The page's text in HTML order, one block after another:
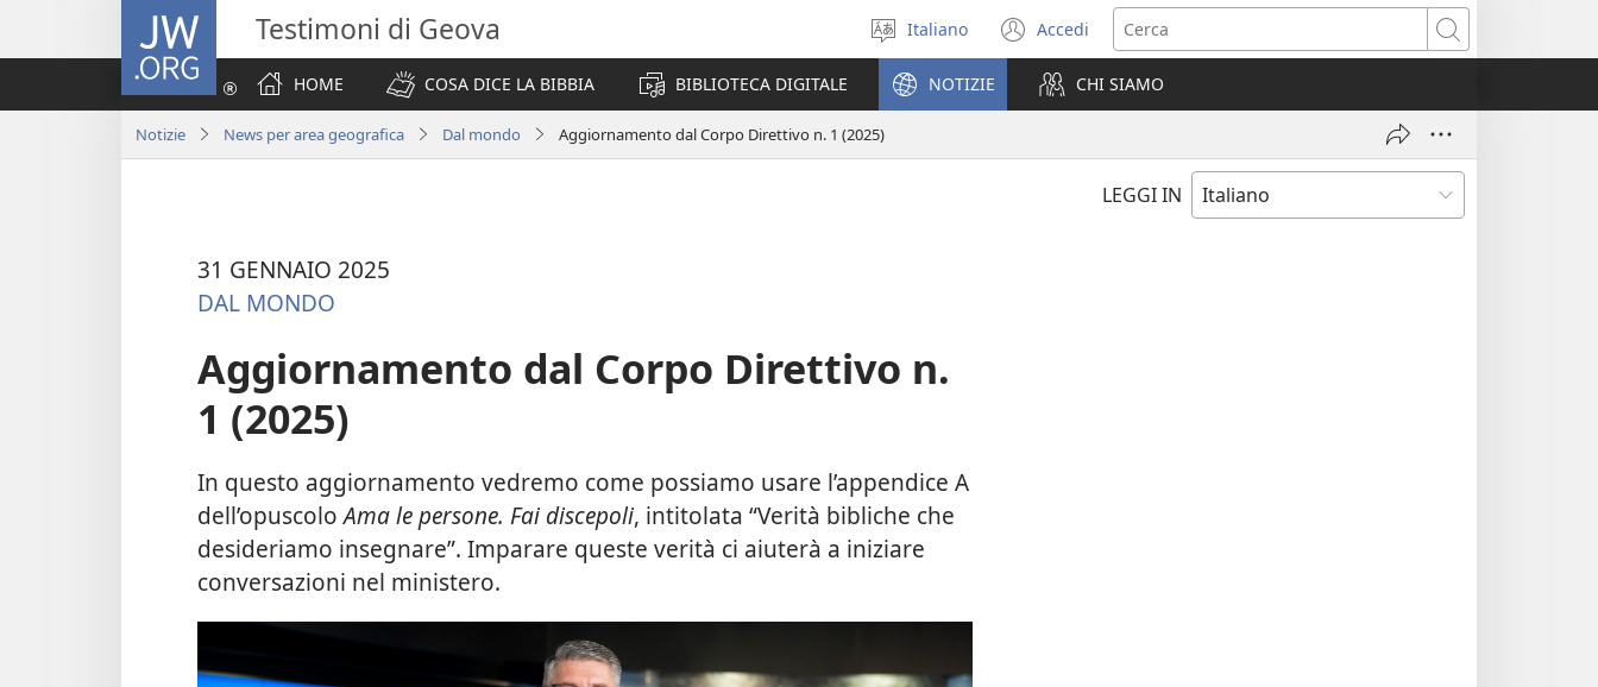
JW.ORG Testimoni di Geova
Seleziona
la
lingua
Italiano Accedi
(apre
una
nuova
finestra)
Cerca
HOME
COSA DICE LA BIBBIA BIBLIOTECA DIGITALE NOTIZIE CHI SIAMO
Notizie News per area geografica Dal mondo Aggiornamento dal Corpo Direttivo n. 1 (2025)
LEGGI IN
31 GENNAIO 2025
DAL MONDO
Aggiornamento dal Corpo Direttivo n.
1 (2025)
In questo aggiornamento vedremo come possiamo usare l’appendice A
dell’opuscoloAma le persone. Fai discepoli, intitolata “Verità bibliche che
desideriamo insegnare”. Imparare queste verità ci aiuterà a iniziare
conversazioni nel ministero.